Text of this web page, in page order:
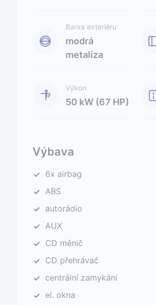
Barva exteriéru
modrá
metalíza
Výkon
50 kW (67 HP)
Výbava
✓ 6x airbag
✓ ABS
✓ autorádio
✓ AUX
✓ CD měnič
✓ CD přehrávač
✓ centrální zamykání
✓ el. okna